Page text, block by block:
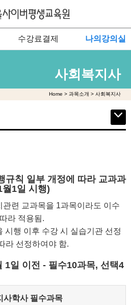
수강료결제 나의강의실
사회복지사
Home > 과목소개 > 사회복지사
규칙 일부 개정에 따라 교과과
1일 시행)
관련 교과목을 1과목이라도 이수
라 적용됨.
시행 이후 수강 시 실습기관 선정
라 선정하여야 함.
1일 이전 - 필수10과목, 선택4
사학사 필수과목